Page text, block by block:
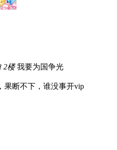
2楼 我要为国争光
果断不下，谁没事开vip